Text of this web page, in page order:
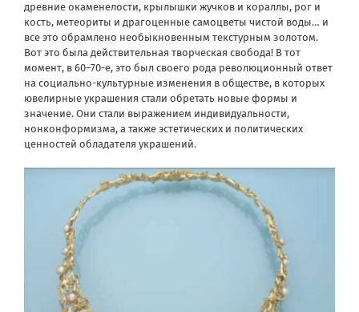
древние окаменелости, крылышки жучков и кораллы, рог и
кость, метеориты и драгоценные самоцветы чистой воды… и
все это обрамлено необыкновенным текстурным золотом.
Вот это была действительная творческая свобода! В тот
момент, в 60–70-е, это был своего рода революционный ответ
на социально-культурные изменения в обществе, в которых
ювелирные украшения стали обретать новые формы и
значение. Они стали выражением индивидуальности,
нонконформизма, а также эстетических и политических
ценностей обладателя украшений.